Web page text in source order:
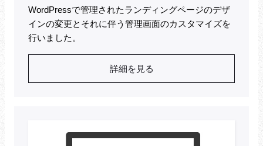
WordPressで管理されたランディングページのデザ
インの変更とそれに伴う管理画面のカスタマイズを
行いました。
詳細を見る